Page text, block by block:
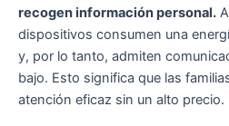
recogen información personal.
dispositivos consumen una
y, por lo tanto, admiten
bajo. Esto significa que las
atención eficaz sin un alto precio.